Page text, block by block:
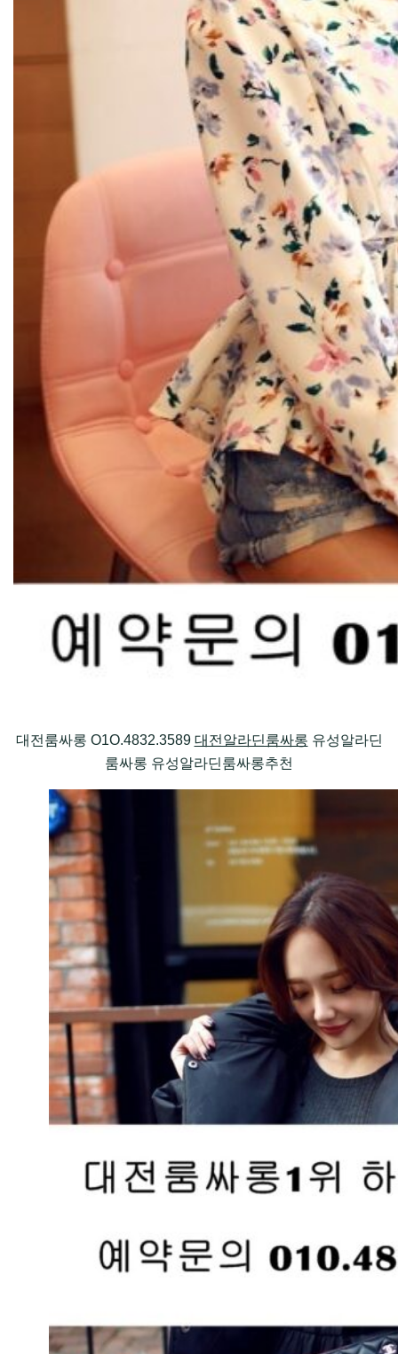
대전룸싸롱 O1O.4832.3589 대전알라딘룸싸롱 유성알라딘
룸싸롱 유성알라딘룸싸롱추천